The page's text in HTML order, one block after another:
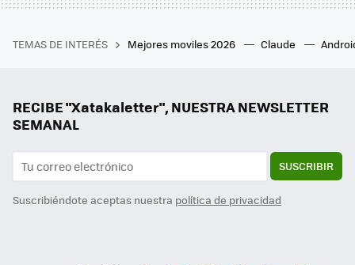
TEMAS DE INTERÉS Mejores moviles 2026 Claude
RECIBE "Xatakaletter", NUESTRA NEWSLETTER
SEMANAL
SUSCRIBIR
Suscribiéndote aceptas nuestra política de privacidad